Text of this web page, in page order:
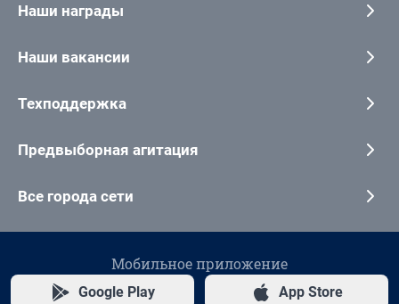
Наши награды
Наши вакансии
Техподдержка
Предвыборная агитация
Все города сети
Мобильное приложение
Google Play App Store